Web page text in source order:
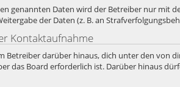
genannten Daten wird der Betreiber nur mit
der Daten (z. B. an
Kontaktaufnahme
Betreiber darüber hinaus, dich unter den von
das Board erforderlich ist. Darüber hinaus